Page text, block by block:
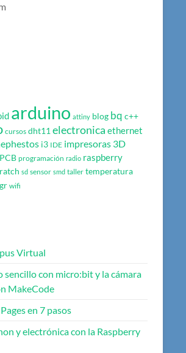
arduino attiny blog bq c++
cursos dht11 electronica ethernet
i3 IDE impresoras 3D
PCB programación radio raspberry
sd sensor smd taller temperatura
wifi
Virtual
con micro:bit y la cámara
MakeCode
en 7 pasos
y electrónica con la Raspberry